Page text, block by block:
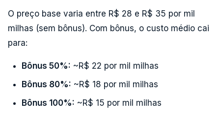
O preço base varia entre R$ 28 e R$ 35 por mil
milhas (sem bônus). Com bônus, o custo médio cai
para:
Bônus 50%: ~R$ 22 por mil milhas
Bônus 80%: ~R$ 18 por mil milhas
Bônus 100%: ~R$ 15 por mil milhas